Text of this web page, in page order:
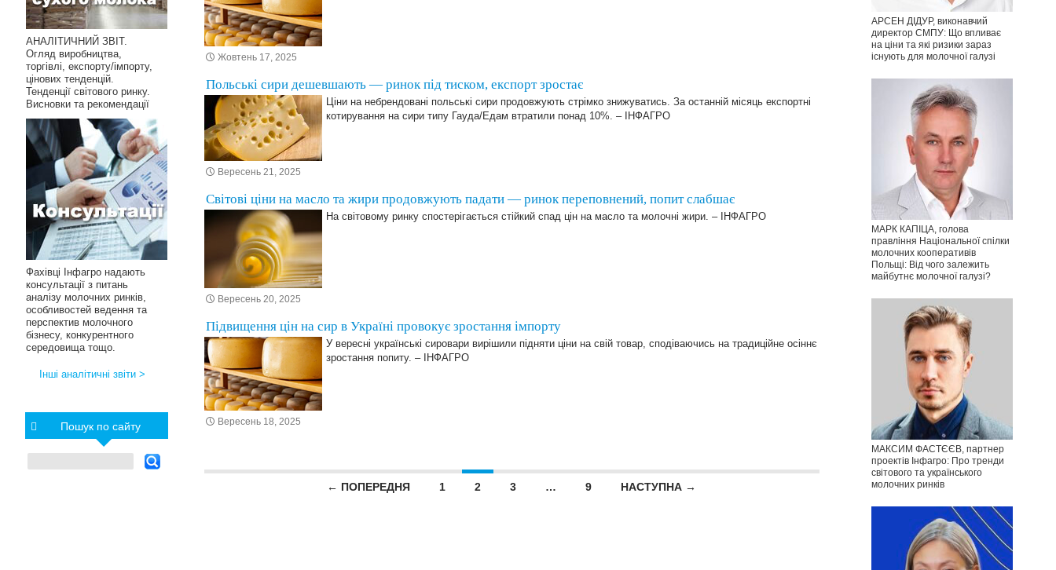
Жовтень 17, 2025
Польські сири дешевшають — ринок під тиском, експорт зростає
Ціни на небрендовані польські сири продовжують стрімко знижуватись. За останній місяць експортні
котирування на сири типу Гауда/Едам втратили понад 10%. – ІНФАГРО
Вересень 21, 2025
Світові ціни на масло та жири продовжують падати — ринок переповнений, попит слабшає
На світовому ринку спостерігається стійкий спад цін на масло та молочні жири. – ІНФАГРО
Вересень 20, 2025
Підвищення цін на сир в Україні провокує зростання імпорту
У вересні українські сировари вирішили підняти ціни на свій товар, сподіваючись на традиційне осіннє
зростання попиту. – ІНФАГРО
Вересень 18, 2025
Posts navigation← ПОПЕРЕДНЯ 1 2 3 … 9 НАСТУПНА →
АРСЕН ДІДУР, виконавчий
директор СМПУ: Що впливає
на ціни та які ризики зараз
існують для молочної галузі
МАРК КАПІЦА, голова
правління Національної спілки
молочних кооперативів
Польщі: Від чого залежить
майбутнє молочної галузі?
МАКСИМ ФАСТЄЄВ, партнер
проектів Інфагро: Про тренди
світового та українського
молочних ринків
АНАЛІТИЧНИЙ ЗВІТ.
Огляд виробництва,
торгівлі, експорту/імпорту,
цінових тенденцій.
Тенденції світового ринку.
Висновки та рекомендації
Фахівці Інфагро надають
консультації з питань
аналізу молочних ринків,
особливостей ведення та
перспектив молочного
бізнесу, конкурентного
середовища тощо.
Інші аналітичні звіти >
Пошук по сайту